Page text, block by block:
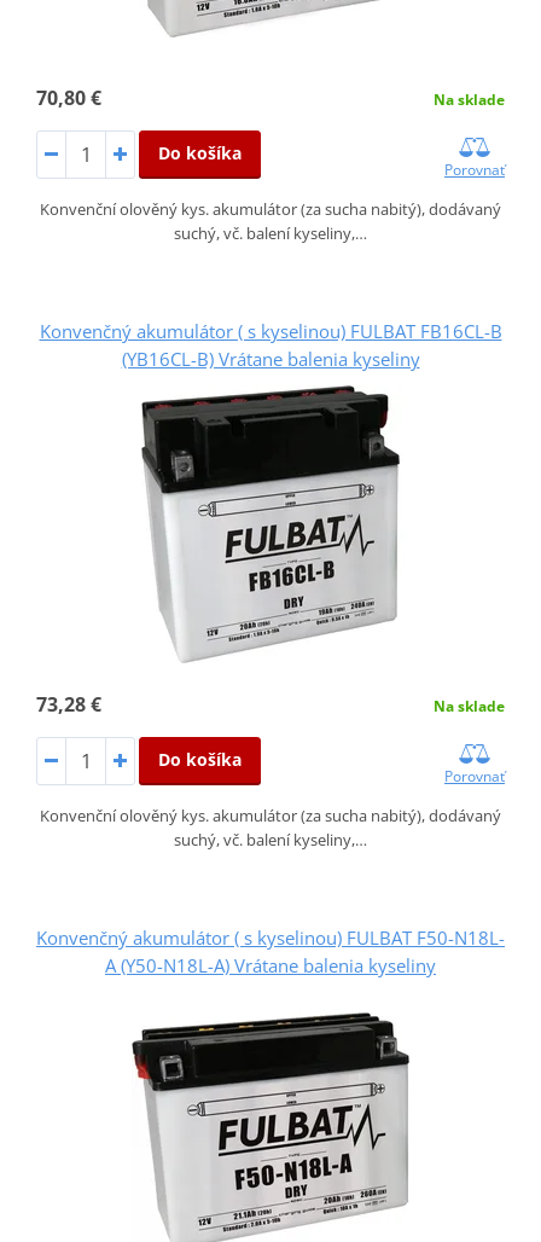
70,80 € Na sklade
Do košíka
Porovnať
Konvenční olověný kys. akumulátor (za sucha nabitý), dodávaný
suchý, vč. balení kyseliny,…
Konvenčný akumulátor ( s kyselinou) FULBAT FB16CL-B
(YB16CL-B) Vrátane balenia kyseliny
73,28 € Na sklade
Do košíka
Porovnať
Konvenční olověný kys. akumulátor (za sucha nabitý), dodávaný
suchý, vč. balení kyseliny,…
Konvenčný akumulátor ( s kyselinou) FULBAT F50-N18L-
A (Y50-N18L-A) Vrátane balenia kyseliny